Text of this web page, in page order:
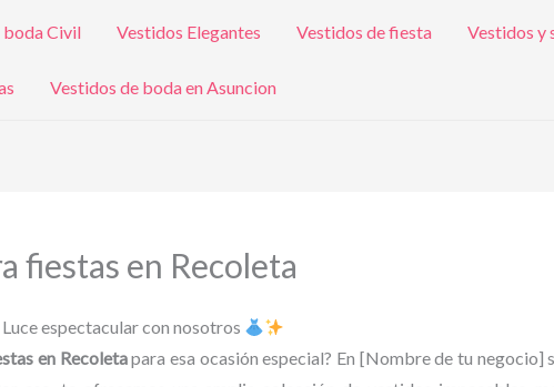
Civil Vestidos Elegantes Vestidos de fiesta Vestidos y
Vestidos de boda en Asuncion
fiestas en Recoleta
espectacular con nosotros
en Recoletapara esa ocasión especial? En [Nombre de tu negocio]